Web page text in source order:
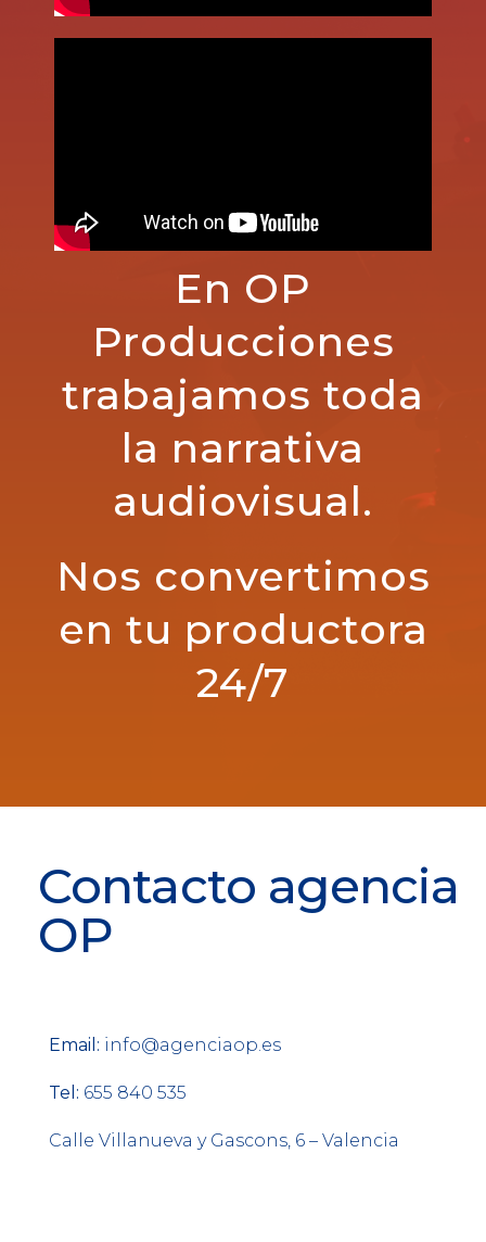
En OP
Producciones
trabajamos toda
la narrativa
audiovisual.
Nos convertimos
en tu productora
24/7
Contacto agencia
OP
Email: info@agenciaop.es
Tel: 655 840 535
Calle Villanueva y Gascons, 6 – Valencia